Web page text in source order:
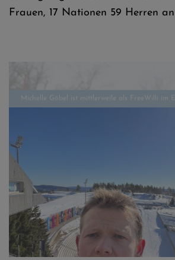
Frauen, 17 Nationen 59 Herren
Willingens zuverlässiger Mann für